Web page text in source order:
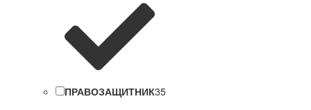
ПРАВОЗАЩИТНИК35